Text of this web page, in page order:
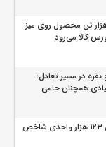
هزار تن محصول روی میز
کالا می‌‌رود
نقره در مسیر تعادل؛
همچنان حامی
جهش ۱۲۳ هزار واحدی شاخص